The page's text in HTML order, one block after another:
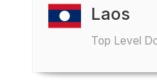
Laos
Top Level